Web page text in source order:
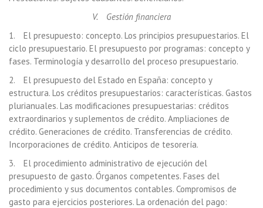
V. Gestión financiera
1. El presupuesto: concepto. Los principios presupuestarios. El
ciclo presupuestario. El presupuesto por programas: concepto y
fases. Terminología y desarrollo del proceso presupuestario.
2. El presupuesto del Estado en España: concepto y
estructura. Los créditos presupuestarios: características. Gastos
plurianuales. Las modificaciones presupuestarias: créditos
extraordinarios y suplementos de crédito. Ampliaciones de
crédito. Generaciones de crédito. Transferencias de crédito.
Incorporaciones de crédito. Anticipos de tesorería.
3. El procedimiento administrativo de ejecución del
presupuesto de gasto. Órganos competentes. Fases del
procedimiento y sus documentos contables. Compromisos de
gasto para ejercicios posteriores. La ordenación del pago: